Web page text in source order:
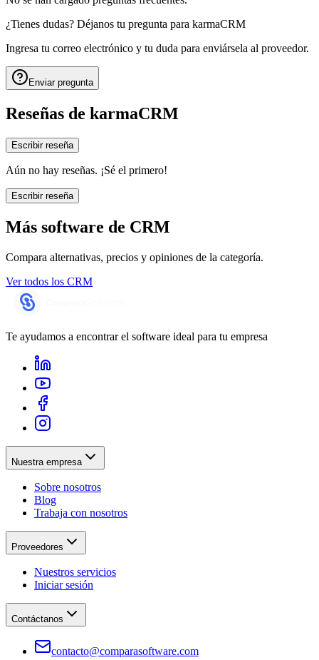
¿Tienes dudas? Déjanos tu pregunta para karmaCRM
Ingresa tu correo electrónico y tu duda para enviársela al proveedor.
Enviar pregunta
Reseñas de karmaCRM
Escribir reseña
Aún no hay reseñas. ¡Sé el primero!
Escribir reseña
Más software de CRM
Compara alternativas, precios y opiniones de la categoría.
Ver todos los CRM
Te ayudamos a encontrar el software ideal para tu empresa
Nuestra empresa
Sobre nosotros
Blog
Trabaja con nosotros
Proveedores
Nuestros servicios
Iniciar sesión
Contáctanos
contacto@comparasoftware.com